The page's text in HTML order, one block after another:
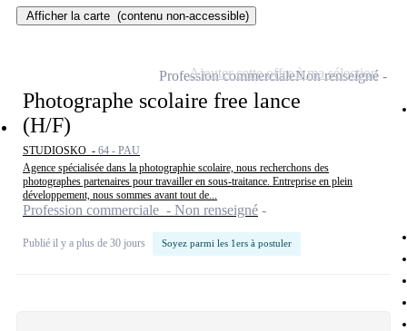
Afficher la carte (contenu non-accessible)
Photographe scolaire free lance
(H/F)
STUDIOSKO - 64 - PAU
Agence spécialisée dans la photographie scolaire, nous recherchons des
photographes partenaires pour travailler en sous-traitance. Entreprise en plein
développement, nous sommes avant tout de...
Profession commerciale - Non renseigné
Publié il y a plus de 30 jours Soyez parmi les 1ers à postuler
Profession commercialeNon renseigné
Ajouter cette offre à ma sélection